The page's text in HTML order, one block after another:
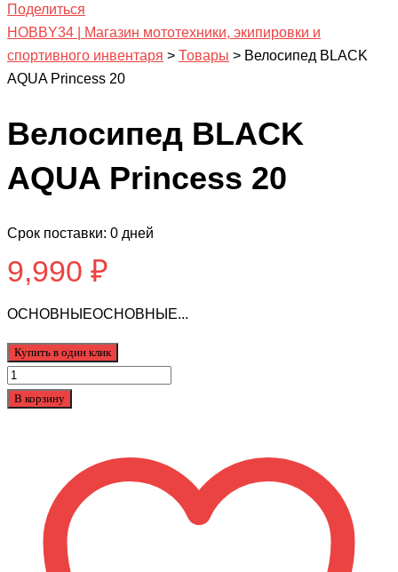
Поделиться
HOBBY34 | Магазин мототехники, экипировки и
спортивного инвентаря > Товары > Велосипед BLACK
AQUA Princess 20
Велосипед BLACK
AQUA Princess 20
Срок поставки: 0 дней
9,990 ₽
ОСНОВНЫЕОСНОВНЫЕ...
Купить в один клик
Количество
товара
Princess
В корзину